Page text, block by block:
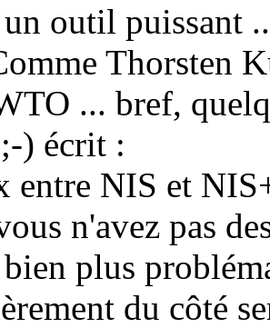
outil puissant
Thorsten
... bref,
) écrit :
entre NIS et
n'avez pas
plus
du côté